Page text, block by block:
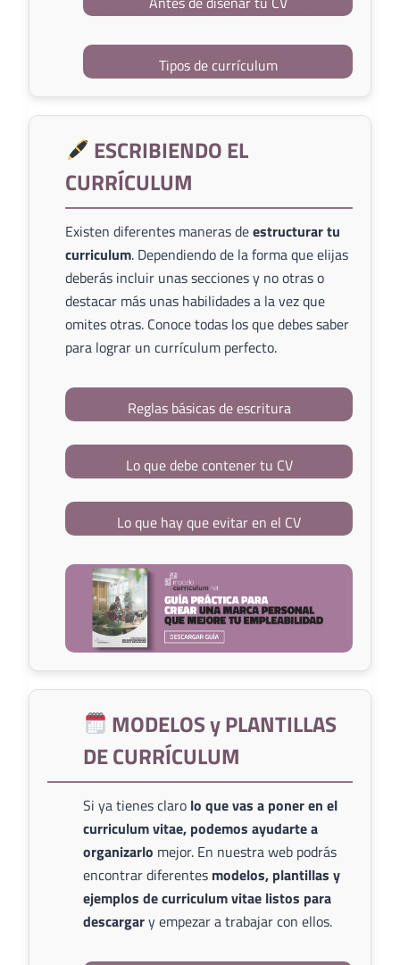
Tipos de currículum
ESCRIBIENDO EL
CURRÍCULUM
Existen diferentes maneras deestructurar tu
curriculum. Dependiendo de la forma que elijas
deberás incluir unas secciones y no otras o
destacar más unas habilidades a la vez que
omites otras. Conoce todas los que debes saber
para lograr un currículum perfecto.
Reglas básicas de escritura
Lo que debe contener tu CV
Lo que hay que evitar en el CV
MODELOS y PLANTILLAS
DE CURRÍCULUM
Si ya tienes claro lo que vas a poner en el
curriculum vitae, podemos ayudarte a
organizarlo mejor. En nuestra web podrás
encontrar diferentes modelos, plantillas y
ejemplos de curriculum vitae listos para
descargary empezar a trabajar con ellos.